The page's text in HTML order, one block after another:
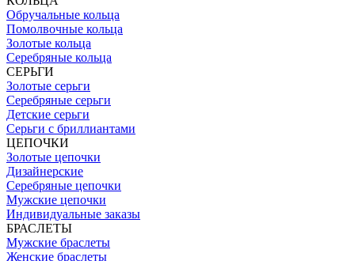
Обручальные кольца
Помолвочные кольца
Золотые кольца
Серебряные кольца
СЕРЬГИ
Золотые серьги
Серебряные серьги
Детские серьги
Серьги с бриллиантами
ЦЕПОЧКИ
Золотые цепочки
Дизайнерские
Серебряные цепочки
Мужские цепочки
Индивидуальные заказы
БРАСЛЕТЫ
Мужские браслеты
Женские браслеты